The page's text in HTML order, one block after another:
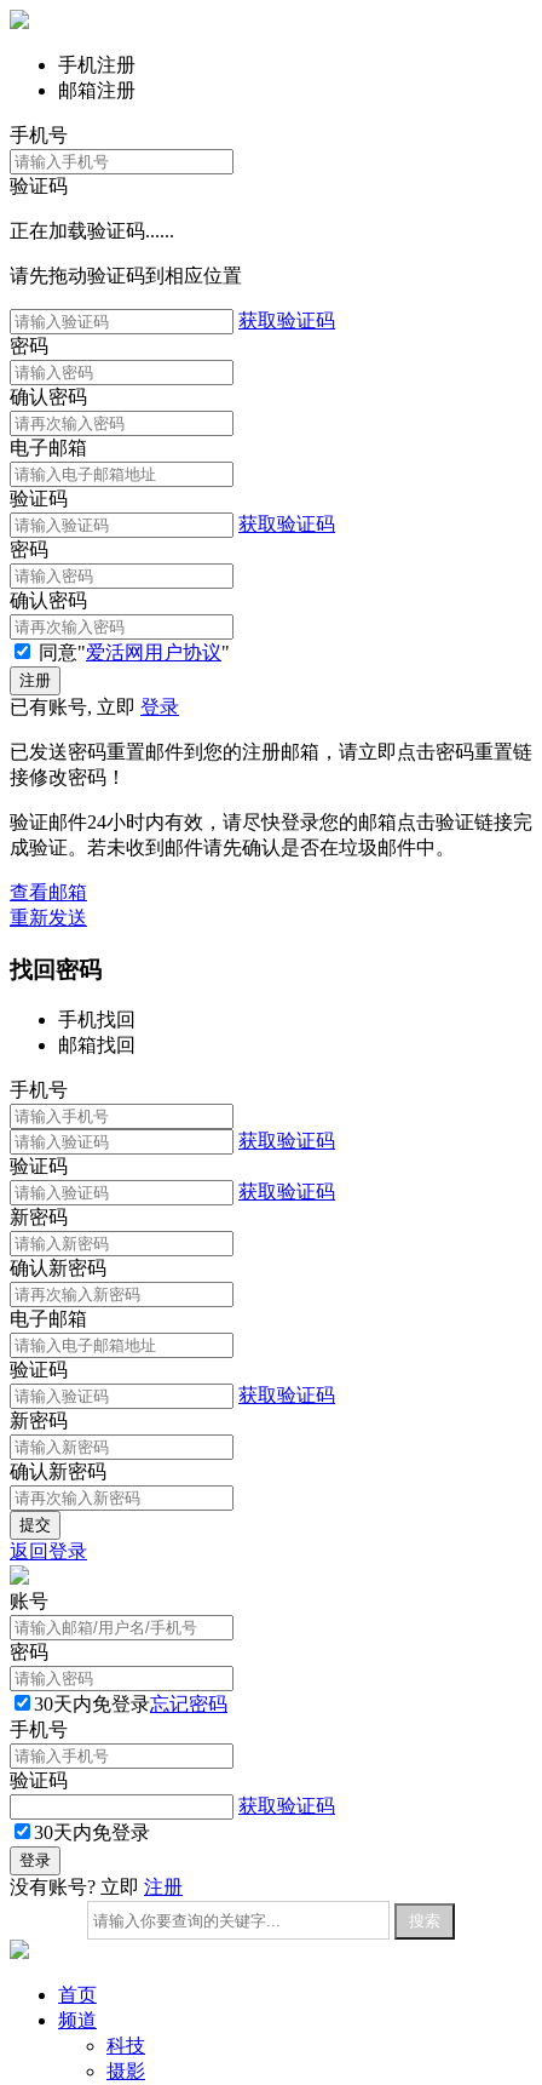
手机注册
邮箱注册
手机号
验证码
正在加载验证码......
请先拖动验证码到相应位置
获取验证码
密码
确认密码
电子邮箱
验证码
获取验证码
密码
确认密码
同意"爱活网用户协议"
已有账号, 立即 登录
已发送密码重置邮件到您的注册邮箱，请立即点击密码重置链
接修改密码！
验证邮件24小时内有效，请尽快登录您的邮箱点击验证链接完
成验证。若未收到邮件请先确认是否在垃圾邮件中。
查看邮箱
重新发送
找回密码
手机找回
邮箱找回
手机号
获取验证码
验证码
获取验证码
新密码
确认新密码
电子邮箱
验证码
获取验证码
新密码
确认新密码
返回登录
账号
密码
30天内免登录忘记密码
手机号
验证码
获取验证码
30天内免登录
没有账号? 立即 注册
首页
频道
科技
摄影